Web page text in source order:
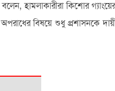
হামলাকারীরা কিশোর
বিষয়ে শুধু প্রশাসনকে দায়ী